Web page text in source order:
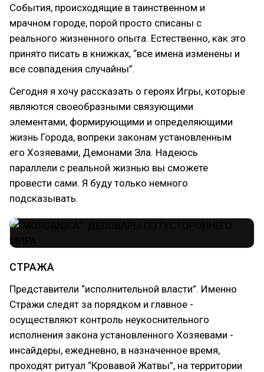
События, происходящие в таинственном и
мрачном городе, порой просто списаны с
реального жизненного опыта. Естественно, как это
принято писать в книжках, “все имена изменены и
все совпадения случайны”.
Сегодня я хочу рассказать о героях Игры, которые
являются своеобразными связующими
элементами, формирующими и определяющими
жизнь Города, вопреки законам установленным
его Хозяевами, Демонами Зла. Надеюсь
параллели с реальной жизнью вы сможете
провести сами. Я буду только немного
подсказывать.
СТРАЖА
Представители “исполнительной власти”. Именно
Стражи следят за порядком и главное -
осуществляют контроль неукоснительного
исполнения закона установленного Хозяевами -
инсайдеры, ежедневно, в назначенное время,
проходят ритуал “Кровавой Жатвы”, на территории